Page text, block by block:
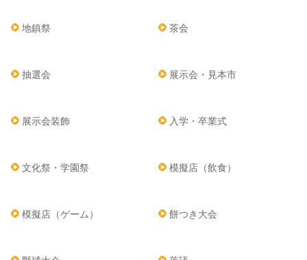
地鎮祭 茶会
抽選会 展示会・見本市
展示会装飾 入学・卒業式
文化祭・学園祭 模擬店（飲食）
模擬店（ゲーム） 餅つき大会